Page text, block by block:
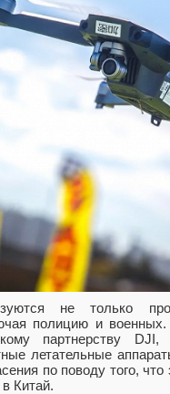
не только
полицию и
партнерству
летательные
по поводу того, что
Китай.